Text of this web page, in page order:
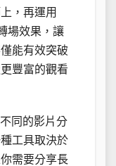
，再運用
場效果，讓
能有效突破
豐富的觀看
同的影片分
工具取決於
需要分享長